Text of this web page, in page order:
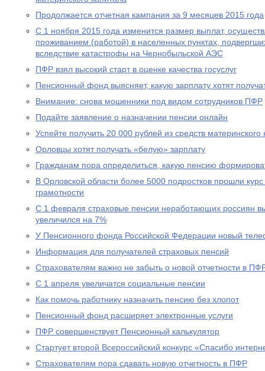
Продолжается отчетная кампания за 9 месяцев 2015 года
С 1 ноября 2015 года изменится размер выплат,
проживанием (работой) в населенных пунктах,
вследствие катастрофы на Чернобыльской АЭС
ПФР взял высокий старт в оценке качества госуслуг
Пенсионный фонд выясняет, какую зарплату хотят
Внимание: снова мошенники под видом сотрудников ПФР
Подайте заявление о назначении пенсии онлайн
Успейте получить 20 000 рублей из средств материнского
Орловцы хотят получать «белую» зарплату
Гражданам пора определиться, какую пенсию
В Орловской области более 5000 подростков прошли
грамотности
С 1 февраля страховые пенсии неработающих россиян
увеличился на 7%
У Пенсионного фонда Российской Федерации новый
Информация для получателей страховых пенсий
Страхователям важно не забыть о новой отчетности в
С 1 апреля увеличатся социальные пенсии
Как помочь работнику назначить пенсию без хлопот
Пенсионный фонд расширяет электронные услуги
ПФР совершенствует Пенсионный калькулятор
Стартует второй Всероссийский конкурс «Спасибо
Страхователям пора сдавать новую отчетность в ПФР